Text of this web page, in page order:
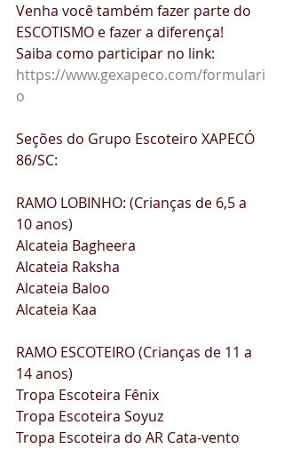
Venha você também fazer parte do
ESCOTISMO e fazer a diferença!
Saiba como participar no link:
https://www.gexapeco.com/formulari
o
Seções do Grupo Escoteiro XAPECÓ
86/SC:
RAMO LOBINHO: (Crianças de 6,5 a
10 anos)
Alcateia Bagheera
Alcateia Raksha
Alcateia Baloo
Alcateia Kaa
RAMO ESCOTEIRO (Crianças de 11 a
14 anos)
Tropa Escoteira Fênix
Tropa Escoteira Soyuz
Tropa Escoteira do AR Cata-vento